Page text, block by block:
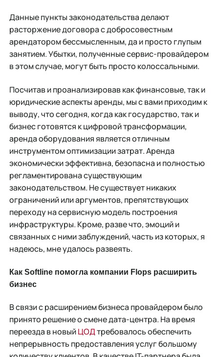
Данные пункты законодательства делают
расторжение договора с добросовестным
арендатором бессмысленным, да и просто глупым
занятием. Убытки, полученные сервис-провайдером
в этом случае, могут быть просто колоссальными.
Посчитав и проанализировав как финансовые, так и
юридические аспекты аренды, мы с вами приходим к
выводу, что сегодня, когда как государство, так и
бизнес готовятся к цифровой трансформации,
аренда оборудования является отличным
инструментом оптимизации затрат. Аренда
экономически эффективна, безопасна и полностью
регламентирована существующим
законодательством. Не существует никаких
ограничений или аргументов, препятствующих
переходу на сервисную модель построения
инфраструктуры. Кроме, разве что, эмоций и
связанных с ними заблуждений, часть из которых, я
надеюсь, мне удалось развеять.
Как Softline помогла компании Flops расширить
бизнес
В связи с расширением бизнеса провайдером было
принято решение о смене дата-центра. На время
переезда в новыйЦОДтребовалось обеспечить
непрерывность предоставления услуг большому